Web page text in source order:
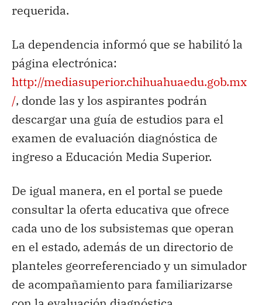
requerida.
La dependencia informó que se habilitó la
página electrónica:
http://mediasuperior.chihuahuaedu.gob.mx
/, donde las y los aspirantes podrán
descargar una guía de estudios para el
examen de evaluación diagnóstica de
ingreso a Educación Media Superior.
De igual manera, en el portal se puede
consultar la oferta educativa que ofrece
cada uno de los subsistemas que operan
en el estado, además de un directorio de
planteles georreferenciado y un simulador
de acompañamiento para familiarizarse